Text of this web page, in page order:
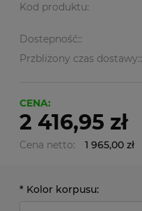
Kod produktu:
Dostepność::
Przbliżony czas dostawy::
CENA:
2 416,95 zł
Cena netto: 1 965,00 zł
* Kolor korpusu: